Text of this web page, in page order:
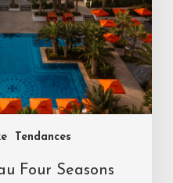
Tendances
Four Seasons